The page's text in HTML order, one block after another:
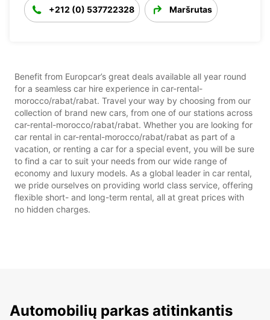
+212 (0) 537722328 Maršrutas
Benefit from Europcar’s great deals available all year round
for a seamless car hire experience in car-rental-
morocco/rabat/rabat. Travel your way by choosing from our
collection of brand new cars, from one of our stations across
car-rental-morocco/rabat/rabat. Whether you are looking for
car rental in car-rental-morocco/rabat/rabat as part of a
vacation, or renting a car for a special event, you will be sure
to find a car to suit your needs from our wide range of
economy and luxury models. As a global leader in car rental,
we pride ourselves on providing world class service, offering
flexible short- and long-term rental, all at great prices with
no hidden charges.
Automobilių parkas atitinkantis